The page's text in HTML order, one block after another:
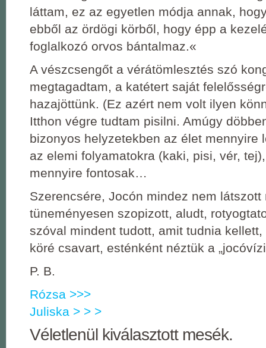
láttam, ez az egyetlen módja annak,
ebből az ördögi körből, hogy épp a
foglalkozó orvos bántalmaz.«
A vészcsengőt a vérátömlesztés szó
megtagadtam, a katétert saját
hazajöttünk. (Ez azért nem volt ilyen
Itthon végre tudtam pisilni. Amúgy
bizonyos helyzetekben az élet mennyire
az elemi folyamatokra (kaki, pisi, vér,
mennyire fontosak…
Szerencsére, Jocón mindez nem látszott
tüneményesen szopizott, aludt,
szóval mindent tudott, amit tudnia
köré csavart, esténként néztük a
P. B.
Rózsa >>>
Juliska > > >
Véletlenül kiválasztott mesék.